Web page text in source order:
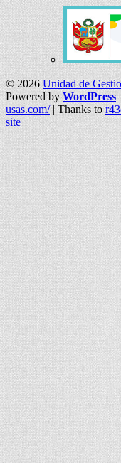
© 2026Unidad de
Powered byWordPress
usas.com/| Thanks to
site